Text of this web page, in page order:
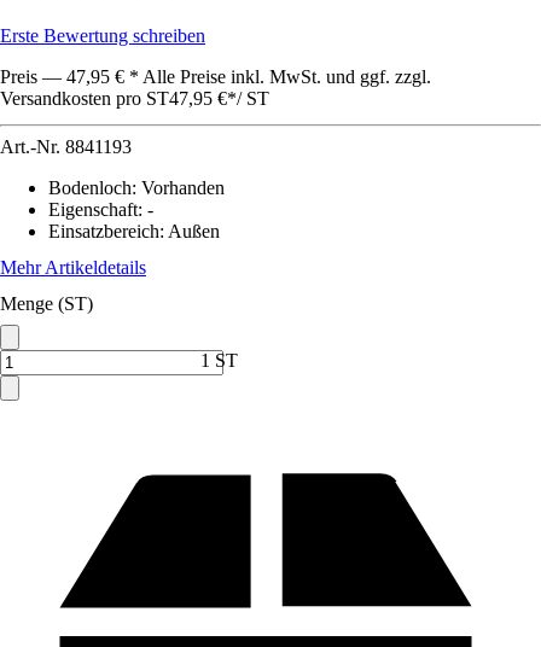
Erste Bewertung schreiben
Preis — 47,95 € * Alle Preise inkl. MwSt. und ggf. zzgl.
Versandkosten pro ST47,95 €*/ ST
Art.-Nr. 8841193
Bodenloch: Vorhanden
Eigenschaft: -
Einsatzbereich: Außen
Mehr Artikeldetails
Menge (ST)
1 ST